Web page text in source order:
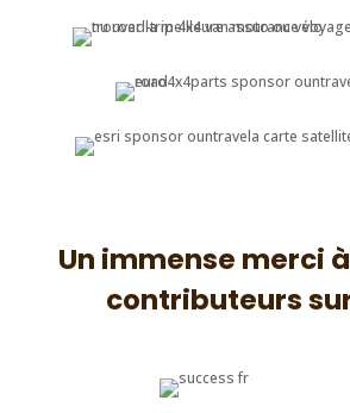
Un immense merci
contributeurs